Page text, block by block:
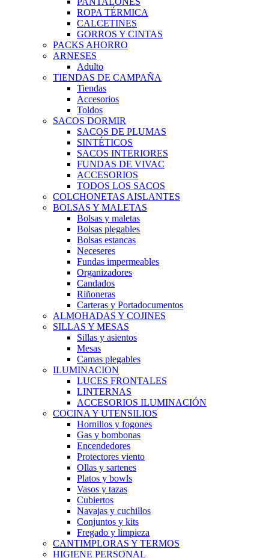
ROPA TÉRMICA
CALCETINES
GORROS Y CINTAS
PACKS AHORRO
ARNESES
Adulto
TIENDAS DE CAMPAÑA
Tiendas
Accesorios
Toldos
SACOS DORMIR
SACOS DE PLUMAS
SINTÉTICOS
SACOS INTERIORES
FUNDAS DE VIVAC
ACCESORIOS
TODOS LOS SACOS
COLCHONETAS AISLANTES
BOLSAS Y MALETAS
Bolsas y maletas
Bolsas plegables
Bolsas estancas
Neceseres
Fundas impermeables
Organizadores
Candados
Riñoneras
Carteras y Portadocumentos
ALMOHADAS Y COJINES
SILLAS Y MESAS
Sillas y asientos
Mesas
Camas plegables
ILUMINACION
LUCES FRONTALES
LINTERNAS
ACCESORIOS ILUMINACIÓN
COCINA Y UTENSILIOS
Hornillos y fogones
Gas y bombonas
Encendedores
Protectores viento
Ollas y sartenes
Platos y bowls
Vasos y tazas
Cubiertos
Navajas y cuchillos
Conjuntos y kits
Fregado y limpieza
CANTIMPLORAS Y TERMOS
HIGIENE PERSONAL